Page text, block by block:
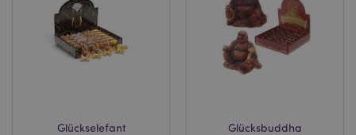
Glückselefant
Glücksbuddha